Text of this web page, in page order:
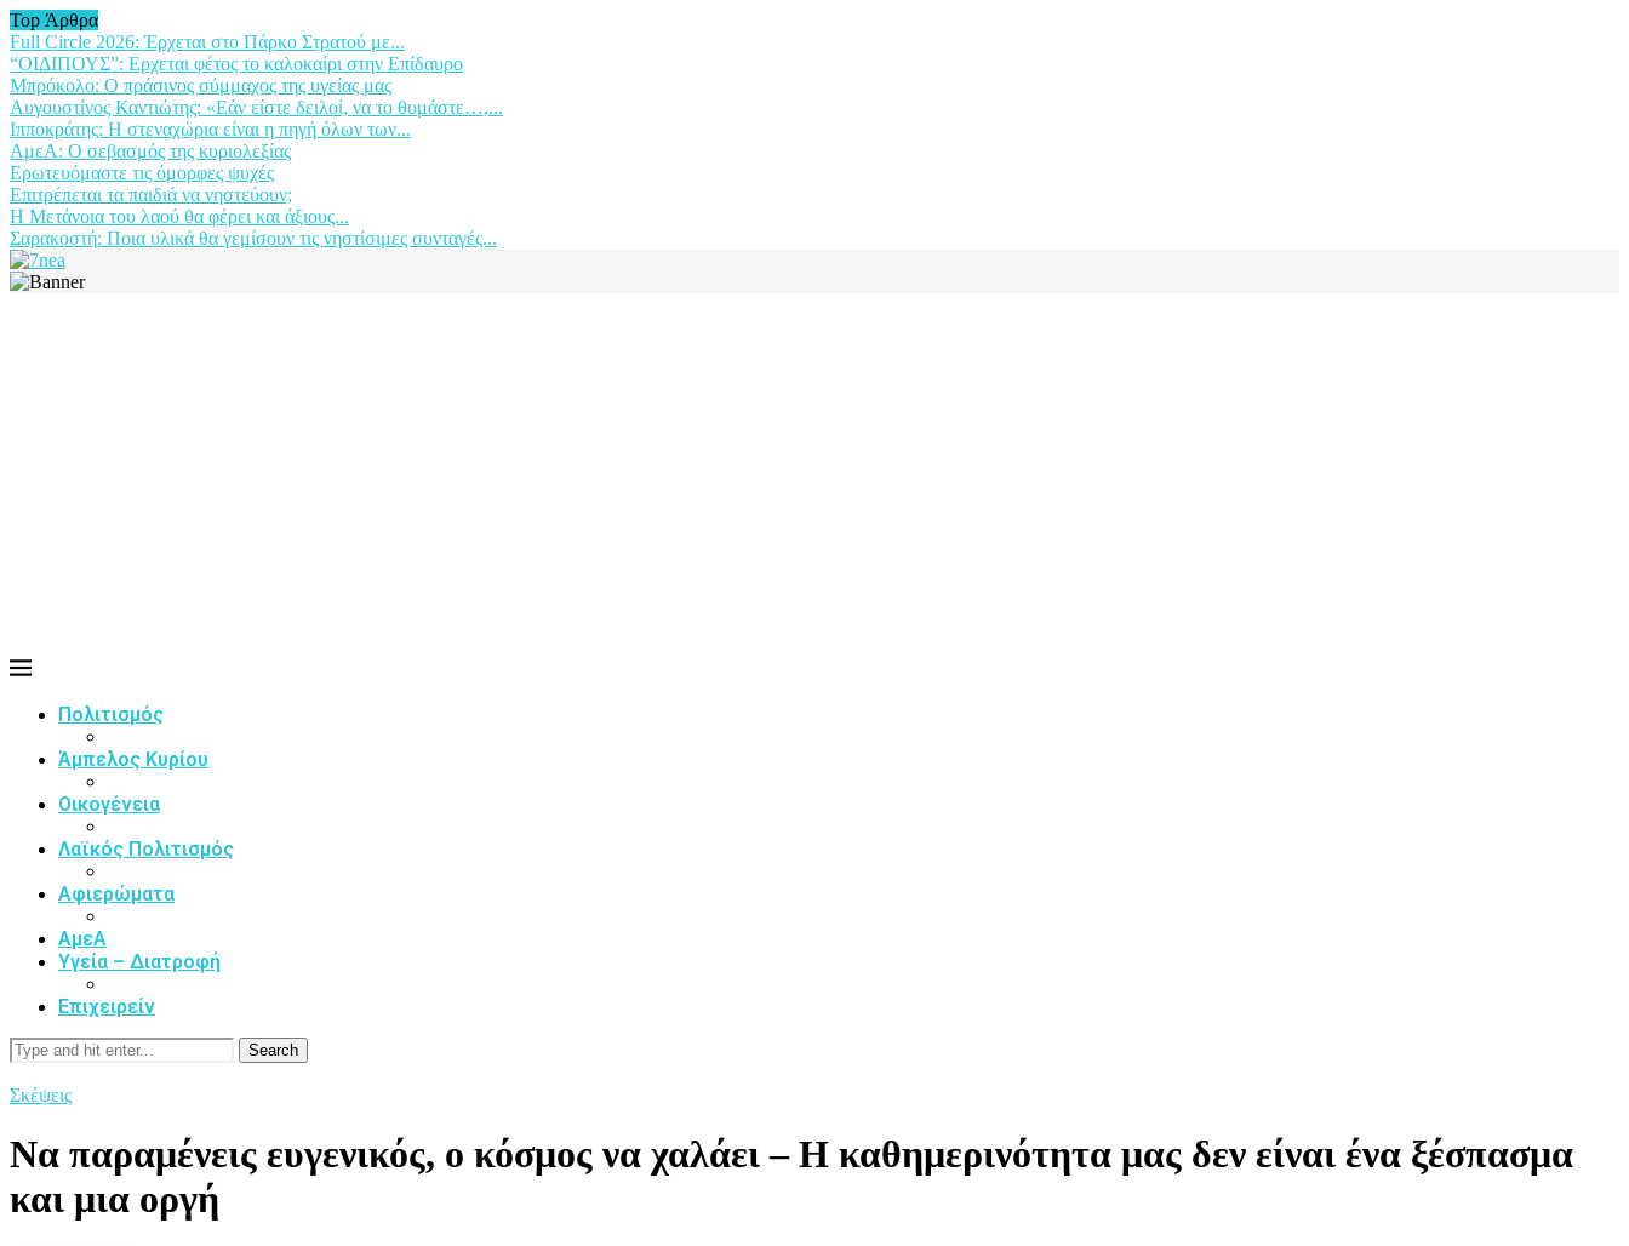
Top Άρθρα
Full Circle 2026: Έρχεται στο Πάρκο Στρατού με...
“ΟΙΔΙΠΟΥΣ”: Ερχεται φέτος το καλοκαίρι στην Επίδαυρο
Μπρόκολο: Ο πράσινος σύμμαχος της υγείας μας
Αυγουστίνος Καντιώτης: «Εάν είστε δειλοί, να το θυμάστε…,...
Ιπποκράτης: Η στεναχώρια είναι η πηγή όλων των...
ΑμεΑ: Ο σεβασμός της κυριολεξίας
Ερωτευόμαστε τις όμορφες ψυχές
Επιτρέπεται τα παιδιά να νηστεύουν;
Η Μετάνοια του λαού θα φέρει και άξιους...
Σαρακοστή: Ποια υλικά θα γεμίσουν τις νηστίσιμες συνταγές...
Πολιτισμός
Άμπελος Κυρίου
Οικογένεια
Λαϊκός Πολιτισμός
Αφιερώματα
ΑμεΑ
Υγεία – Διατροφή
Επιχειρείν
Search
Σκέψεις
Να παραμένεις ευγενικός, ο κόσμος να χαλάει – Η καθημερινότητα μας δεν είναι ένα ξέσπασμα
και μια οργή